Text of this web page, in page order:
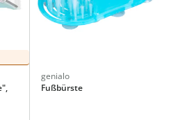
genialo
Fußbürste